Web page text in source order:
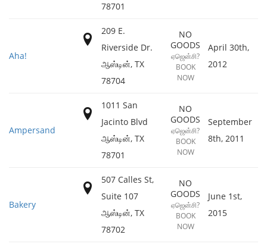
78701
Aha!
209 E.
Riverside Dr.
ஆஸ்டின், TX
78704
NO
GOODS
ஏஜென்சி?
BOOK
NOW
April 30th,
2012
Ampersand
1011 San
Jacinto Blvd
ஆஸ்டின், TX
78701
NO
GOODS
ஏஜென்சி?
BOOK
NOW
September
8th, 2011
Bakery
507 Calles St,
Suite 107
ஆஸ்டின், TX
78702
NO
GOODS
ஏஜென்சி?
BOOK
NOW
June 1st,
2015